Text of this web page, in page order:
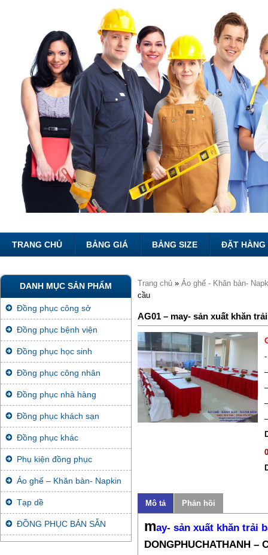
TRANG CHỦ BẢNG GIÁ BẢNG SIZE ĐẶT HÀNG
Trang chủ » Áo ghế - Khăn bàn-
cầu
AG01 – may- sản xuất khăn
Mô tả Phản hồi
may- sản xuất khăn trải
DONGPHUCHATHANH –
DANH MỤC SẢN PHẨM
Đồng phục công sở
Đồng phục bệnh viện
Đồng phục học sinh
Đồng phục công nhân
Đồng phục nhà hàng
Đồng phục khách sạn
Đồng phục khác
Phụ kiện đồng phục
Áo ghế – Khăn bàn- Napkin
Tạp dề
ĐỒNG PHỤC BÁN SẴN